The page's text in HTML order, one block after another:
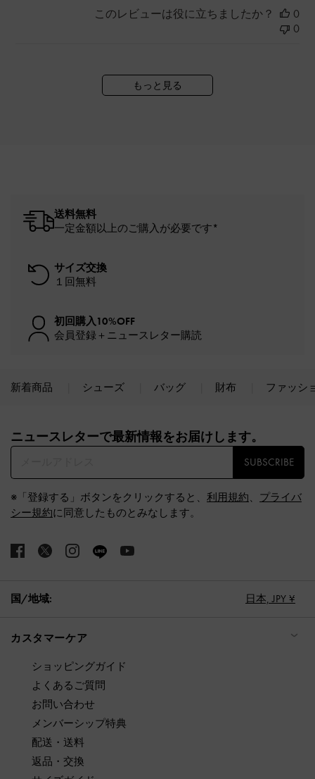
このレビューは役に立ちましたか？
0
0
もっと見る
送料無料
一定金額以上のご購入が必要です*
サイズ交換
１回無料
初回購入10%OFF
会員登録＋ニュースレター購読
新着商品 シューズ バッグ 財布 ファッシ
ニュースレターで最新情報をお届けします。​
SUBSCRIBE
※「登録する」ボタンをクリックすると、 利用規約、 プライバ
シー規約に同意したものとみなします。
国/地域: 日本, JPY ¥
カスタマーケア
ショッピングガイド
よくあるご質問
お問い合わせ
メンバーシップ特典
配送・送料
返品・交換